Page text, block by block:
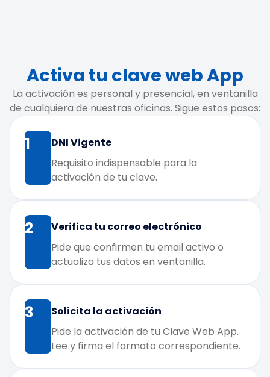
Activa tu clave web App
La activación es personal y presencial, en ventanilla
de cualquiera de nuestras oficinas. Sigue estos pasos:
1
DNI Vigente
Requisito indispensable para la
activación de tu clave.
2
Verifica tu correo electrónico
Pide que confirmen tu email activo o
actualiza tus datos en ventanilla.
3
Solicita la activación
Pide la activación de tu Clave Web App.
Lee y firma el formato correspondiente.